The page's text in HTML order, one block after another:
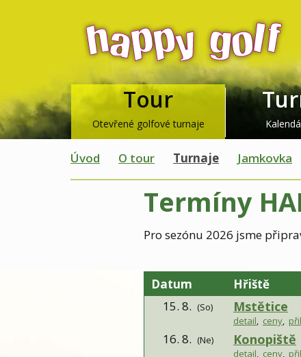
Tour
Otevřené golfové turnaje
Úvod O tour Turnaje Jamkovka
Termíny
Pro sezónu 2026 jsme
Datum Hřiště
15. 8. (so) Mstětice
detail, ceny,
16. 8. (ne) Konopiště
detail, ceny,